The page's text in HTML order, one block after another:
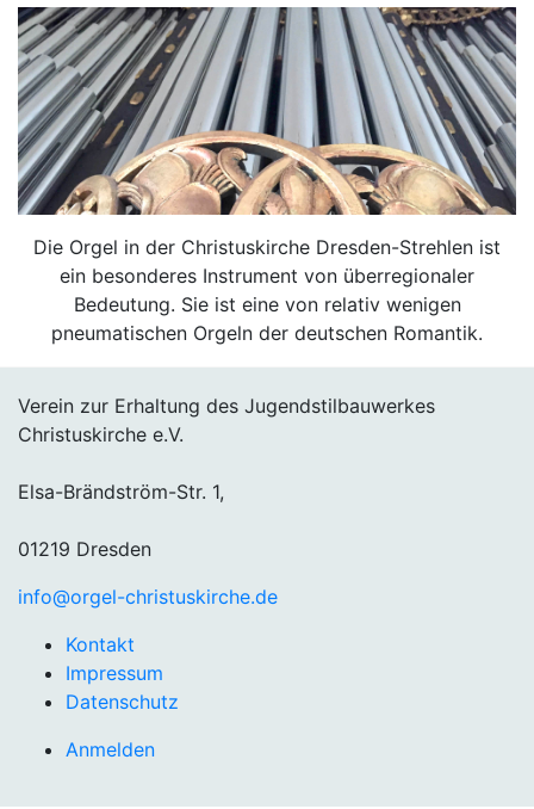
Die Orgel in der Christuskirche Dresden-Strehlen ist
ein besonderes Instrument von überregionaler
Bedeutung. Sie ist eine von relativ wenigen
pneumatischen Orgeln der deutschen Romantik.
Verein zur Erhaltung des Jugendstilbauwerkes
Christuskirche e.V.
Elsa-Brändström-Str. 1,
01219 Dresden
info@orgel-christuskirche.de
Kontakt
Impressum
Datenschutz
Anmelden